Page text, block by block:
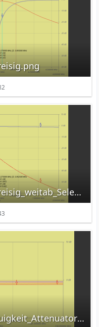
Bandpass_80m_Band_2_kreisig_weitab_Selektion.png
Demo_AD8361_und_Genauigkeit_Attenuator_0_2_0_4_0_6_0_8_1_0_1_2dB.png